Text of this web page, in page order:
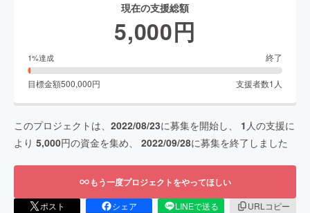
現在の支援総額
5,000円
1%達成 終了
目標金額500,000円 支援者数1 人
このプロジェクトは、 2022/08/23に募集を開始し、 1 人の支援に
より 5,000円の資金を集め、 2022/09/28に募集を終了しました
もう一度プロジェクトをやってほしい
ポスト シェア LINEで送る
URLコピー